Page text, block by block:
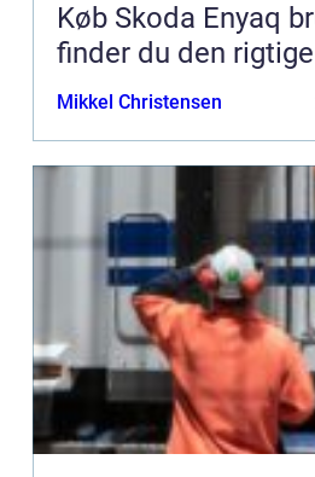
Køb Skoda Enyaq
finder du den rigtige
Mikkel Christensen